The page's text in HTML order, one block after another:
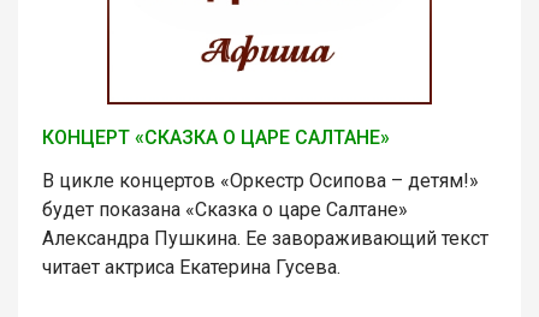
КОНЦЕРТ «СКАЗКА О ЦАРЕ САЛТАНЕ»
В цикле концертов «Оркестр Осипова – детям!»
будет показана «Сказка о царе Салтане»
Александра Пушкина. Ее завораживающий текст
читает актриса Екатерина Гусева.